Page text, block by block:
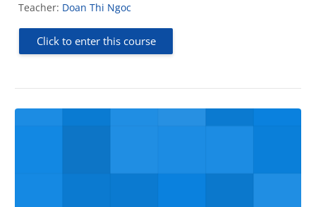
Teacher: Doan Thi Ngoc
Click to enter this course